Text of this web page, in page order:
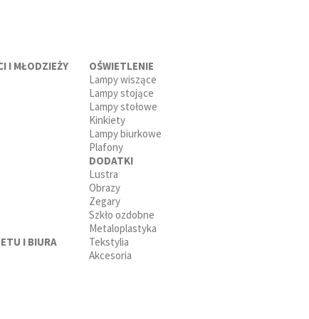
I MŁODZIEŻY
I BIURA
OŚWIETLENIE
Lampy wiszące
Lampy stojące
Lampy stołowe
Kinkiety
Lampy biurkowe
Plafony
DODATKI
Lustra
Obrazy
Zegary
Szkło ozdobne
Metaloplastyka
Tekstylia
Akcesoria